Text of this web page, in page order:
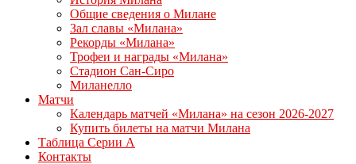
Общие сведения о Милане
Зал славы «Милана»
Рекорды «Милана»
Трофеи и награды «Милана»
Стадион Сан-Сиро
Миланелло
Матчи
Календарь матчей «Милана» на сезон 2026-2027
Купить билеты на матчи Милана
Таблица Серии А
Контакты